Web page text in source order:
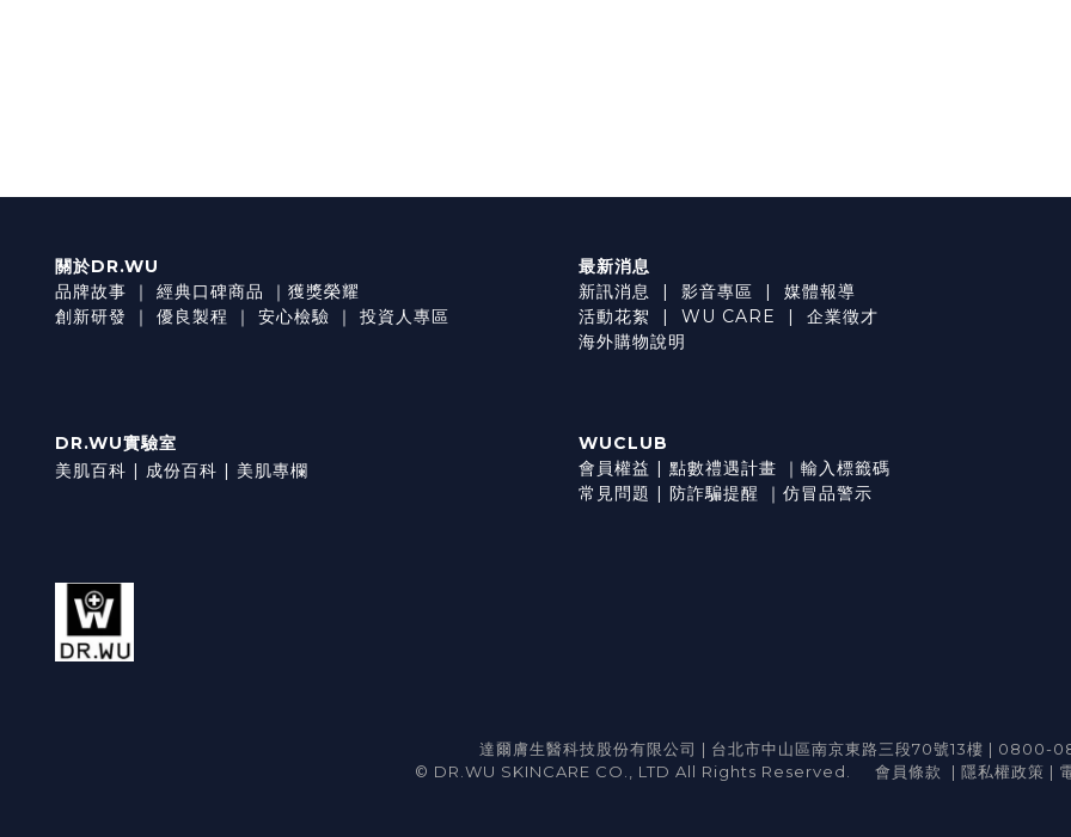
關於DR.WU
品牌故事 ｜ 經典口碑商品 ｜ 獲獎榮耀
創新研發
｜ 優良製程 ｜ 安心檢驗 ｜ 投資人專區
最新消息
新訊消息
| 影音專區 | 媒體報導
活動花絮
| WU CARE | 企業徵才
海外購物說明
DR.WU實驗室
美肌百科 | 成份百科 | 美肌專欄
WUCLUB
會員權益 | 點數禮遇計畫 ｜ 輸入標籤碼
常見問題 | 防詐騙提醒 ｜ 仿冒品警示
達爾膚生醫科技股份有限公司 | 台北市中山區南京東路三段70號13樓 | 0800-
© DR.WU SKINCARE CO., LTD All Rights Reserved. 會員條款 | 隱私權政策 |